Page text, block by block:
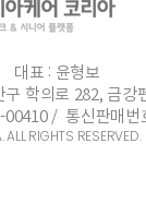
​대표 : 윤형보
구 학의로 282, 금
/ 통신판매번
ALL RIGHTS RESERVED.